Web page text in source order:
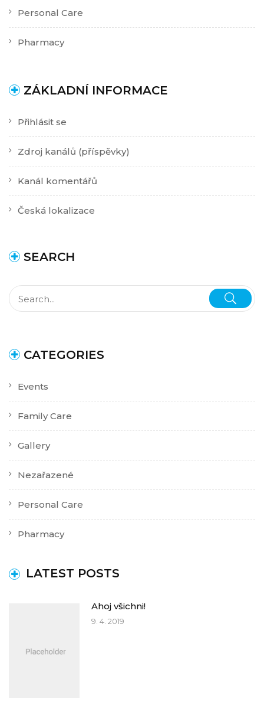
Personal Care
Pharmacy
ZÁKLADNÍ INFORMACE
Přihlásit se
Zdroj kanálů (příspěvky)
Kanál komentářů
Česká lokalizace
SEARCH
CATEGORIES
Events
Family Care
Gallery
Nezařazené
Personal Care
Pharmacy
LATEST POSTS
Ahoj všichni!
9. 4. 2019